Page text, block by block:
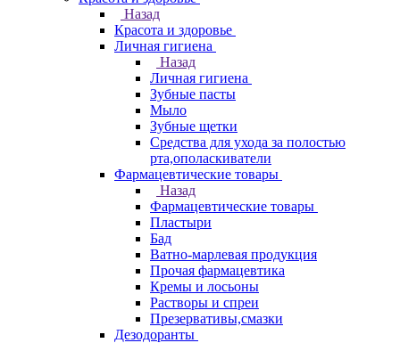
Назад
Красота и здоровье
Личная гигиена
Назад
Личная гигиена
Зубные пасты
Мыло
Зубные щетки
Средства для ухода за полостью
рта,ополаскиватели
Фармацевтические товары
Назад
Фармацевтические товары
Пластыри
Бад
Ватно-марлевая продукция
Прочая фармацевтика
Кремы и лосьоны
Растворы и спреи
Презервативы,смазки
Дезодоранты